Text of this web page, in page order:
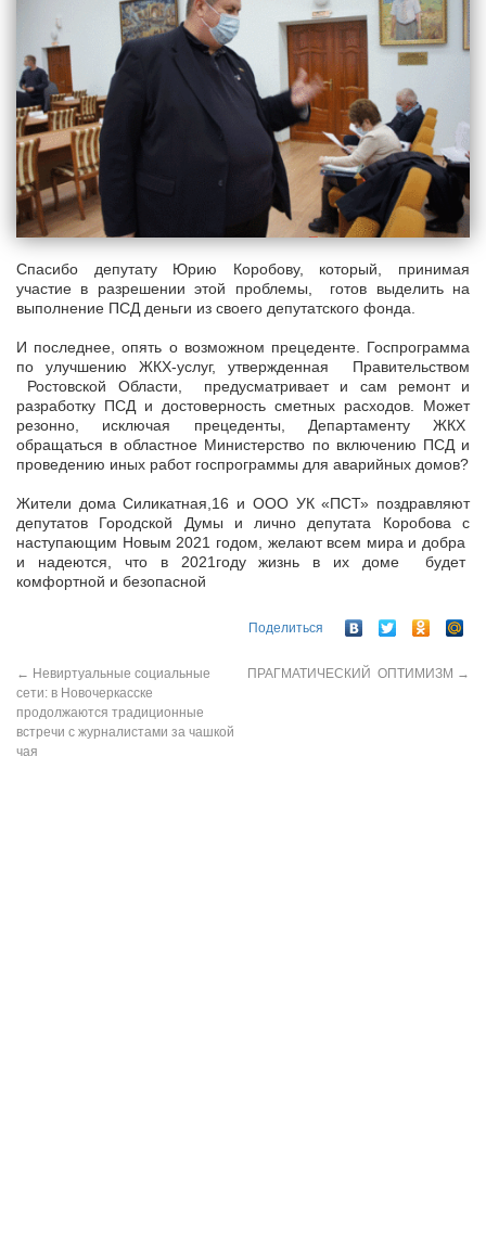
Спасибо депутату Юрию Коробову, который, принимая
участие в разрешении этой проблемы, готов выделить на
выполнение ПСД деньги из своего депутатского фонда.
И последнее, опять о возможном прецеденте. Госпрограмма
по улучшению ЖКХ-услуг, утвержденная Правительством
Ростовской Области, предусматривает и сам ремонт и
разработку ПСД и достоверность сметных расходов. Может
резонно, исключая прецеденты, Департаменту ЖКХ
обращаться в областное Министерство по включению ПСД и
проведению иных работ госпрограммы для аварийных домов?
Жители дома Силикатная,16 и ООО УК «ПСТ» поздравляют
депутатов Городской Думы и лично депутата Коробова с
наступающим Новым 2021 годом, желают всем мира и добра
и надеются, что в 2021году жизнь в их доме будет
комфортной и безопасной
Поделиться
← Невиртуальные социальные
сети: в Новочеркасске
продолжаются традиционные
встречи с журналистами за чашкой
чая
ПРАГМАТИЧЕСКИЙ ОПТИМИЗМ →